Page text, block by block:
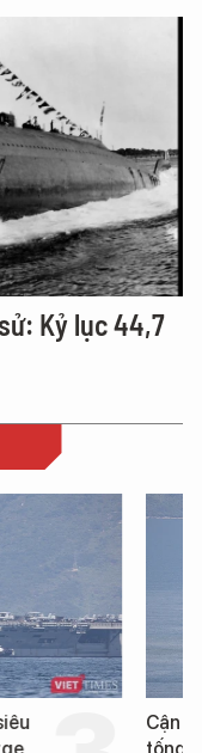
Kỷ lục 44,7
Cận cảnh chiến hạm